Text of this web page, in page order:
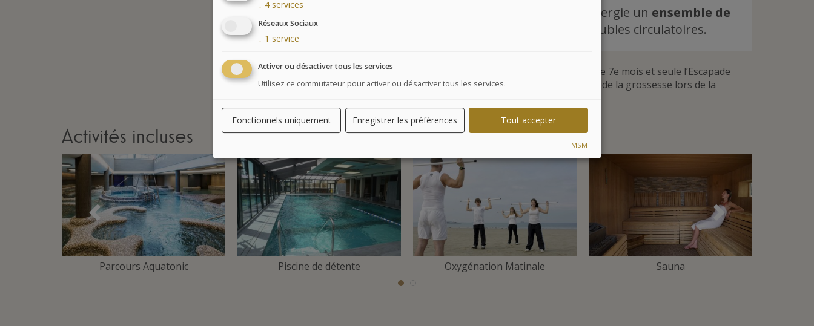
Un séjour techniquement éprouvé qui met en synergie un ensemble de
soins très efficaces
pour le soulagement des troubles circulatoires.
Pour les femmes enceintes, les soins sont autorisés entre le 3e et le 7e mois et seule l’Escapade
Thalasso peut être envisageable. Veuillez signaler l’état et le stade de la grossesse lors de la
réservation. Une visite médicale gratuite sera organisée sur place.
Activités incluses
Parcours Aquatonic Piscine de détente Oxygénation Matinale Sauna
Précédent Suivant
↓ 4 services
Réseaux Sociaux
↓ 1 service
Activer ou désactiver tous les services
Utilisez ce commutateur pour activer ou désactiver tous les services.
Fonctionnels uniquement Enregistrer les préférences Tout accepter
TMSM